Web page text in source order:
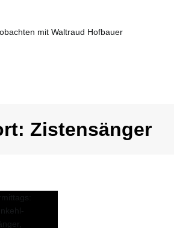
Zistensänger